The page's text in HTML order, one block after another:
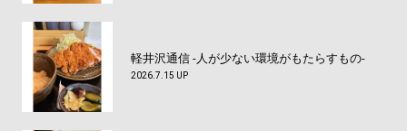
軽井沢通信 -人が少ない環境がもたらすもの-
2026.7.15 UP